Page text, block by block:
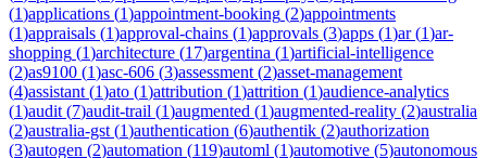
(1)applications (1)appointment-booking (2)appointments
(1)appraisals (1)approval-chains (1)approvals (3)apps (1)ar(1)ar-
shopping (1)architecture (17)argentina (1)artificial-intelligence
(2)as9100 (1)asc-606 (3)assessment (2)asset-management
(4)assistant (1)ato (1)attribution (1)attrition (1)audience-analytics
(1)audit (7)audit-trail (1)augmented (1)augmented-reality (2)australia
(2)australia-gst (1)authentication (6)authentik (2)authorization
(3)autogen (2)automation (119)automl (1)automotive (5)autonomous